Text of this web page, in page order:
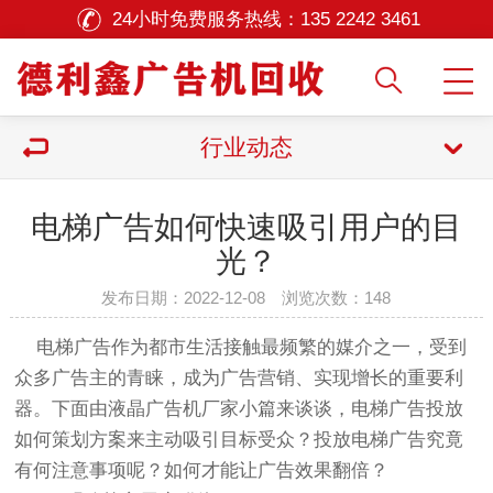
24小时免费服务热线： 135 2242 3461
行业动态
电梯广告如何快速吸引用户的目
光？
发布日期：2022-12-08 浏览次数： 148
电梯广告作为都市生活接触最频繁的媒介之一，受到
众多广告主的青睐，成为广告营销、实现增长的重要利
器。下面由液晶广告机厂家小篇来谈谈，电梯广告投放
如何策划方案来主动吸引目标受众？投放电梯广告究竟
有何注意事项呢？如何才能让广告效果翻倍？